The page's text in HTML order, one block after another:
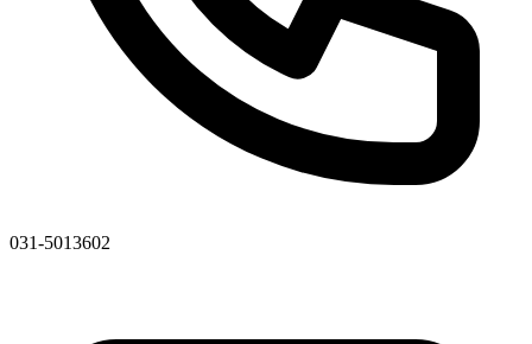
031-5013602